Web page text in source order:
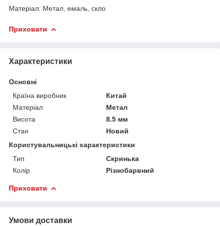
Матеріал: Метал, емаль, скло
Приховати
Характеристики
Основні
Країна виробник
Китай
Матеріал
Метал
Висота
8.5 мм
Стан
Новий
Користувальницькі характеристики
Тип
Скринька
Колір
Різнобарвний
Приховати
Умови доставки